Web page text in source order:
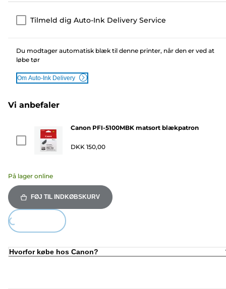
Tilmeld dig Auto-Ink Delivery Service
Du modtager automatisk blæk til denne printer, når den er ved at
løbe tør
Om Auto-Ink Delivery
Vi anbefaler
Canon PFI-5100MBK matsort blækpatron
DKK 150,00
På lager online
FØJ TIL INDKØBSKURV
Hvorfor købe hos Canon?